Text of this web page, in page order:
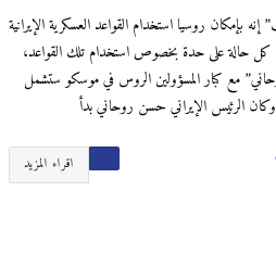
بإمكان روسيا استخدام القواعد العسكرية الإيرانية
كل حالة على حدة بخصوص استخدام تلك القواعد،
مع كبار المسؤولين الروس في موسكو ستشمل
وكان الرئيس الإيراني حسن روحاني بدأ
اقراء المزيد